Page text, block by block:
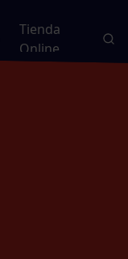
Tienda
Online